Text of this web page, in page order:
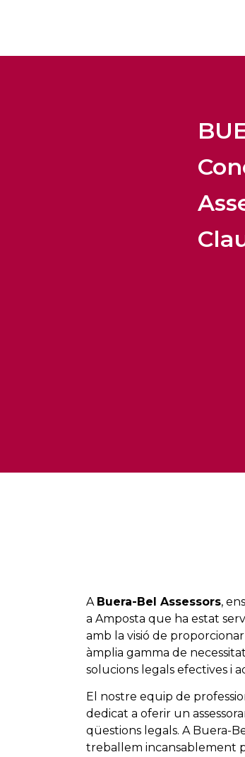
A Buera-Bel Assessors,
a Amposta que ha estat
amb la visió de
àmplia gamma de
solucions legals efectives i
El nostre equip de
dedicat a oferir un
qüestions legals. A Buera-
treballem incansablement